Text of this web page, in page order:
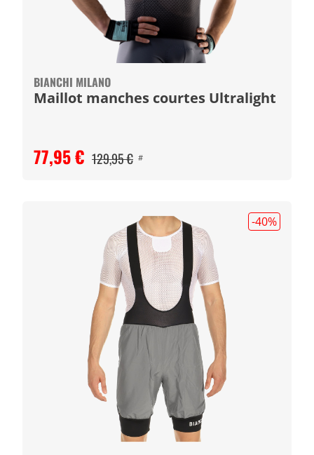
BIANCHI MILANO
Maillot manches courtes Ultralight
77,95 € 129,95 € #
-40%